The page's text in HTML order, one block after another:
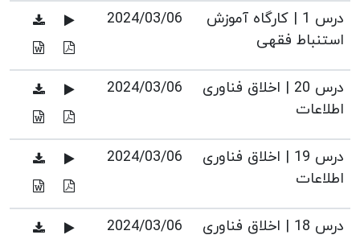
درس 1 | کارگاه آموزش
استنباط فقهی
2024/03/06
درس 20 | اخلاق فناوری
اطلاعات
2024/03/06
درس 19 | اخلاق فناوری
اطلاعات
2024/03/06
درس 18 | اخلاق فناوری
2024/03/06